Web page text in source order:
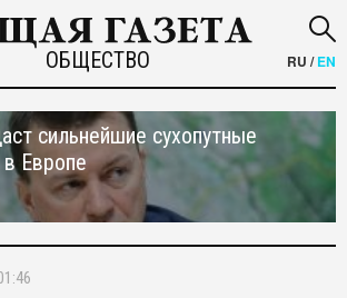
ОБЩЕСТВО RU /EN
сильнейшие сухопутные
Европе